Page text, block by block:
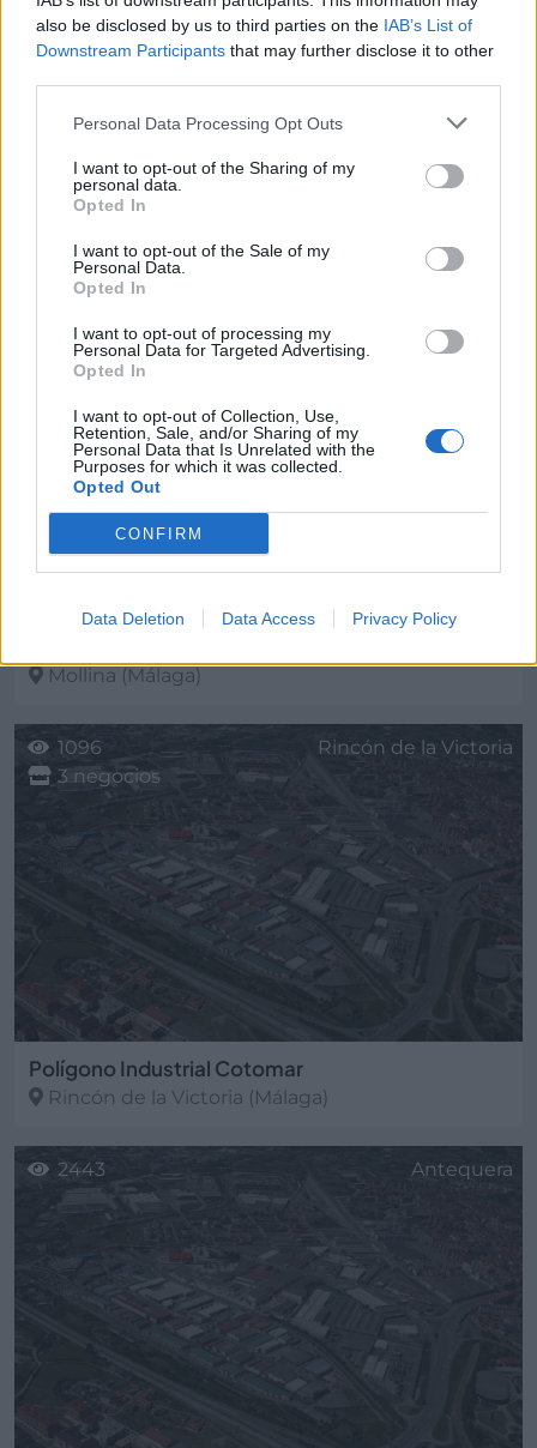
also be disclosed by us to third parties on the IAB’s List of
Downstream Participants that may further disclose it to other
Personal Data Processing Opt Outs
I want to opt-out of the Sharing of my
personal data.
Opted In
I want to opt-out of the Sale of my
Personal Data.
Opted In
I want to opt-out of processing my
Personal Data for Targeted Advertising.
Opted In
I want to opt-out of Collection, Use,
Retention, Sale, and/or Sharing of my
Personal Data that Is Unrelated with the
Purposes for which it was collected.
Opted Out
CONFIRM
Data Deletion Data Access Privacy Policy
Mollina (Málaga)
Mollina (Málaga)
1677 Mollina
Polígono Industrial Cotomar
Rincón de la Victoria (Málaga)
1096
Rincón de la Victoria
3 negocios
2443 Antequera